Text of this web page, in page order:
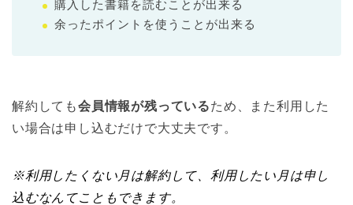
購入した書籍を読むことが出来る
余ったポイントを使うことが出来る
解約しても会員情報が残っているため、また利用した
い場合は申し込むだけで大丈夫です。
※利用したくない月は解約して、利用したい月は申し
込むなんてこともできます。